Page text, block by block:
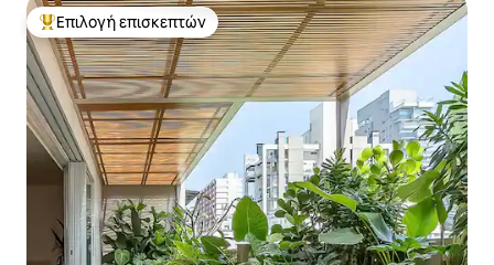
Κορυφαία επιλογή επισκεπτών
Επιλογή επισκεπτών